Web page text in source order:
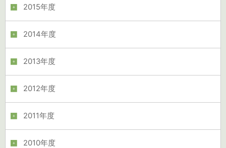
2015年度
2014年度
2013年度
2012年度
2011年度
2010年度